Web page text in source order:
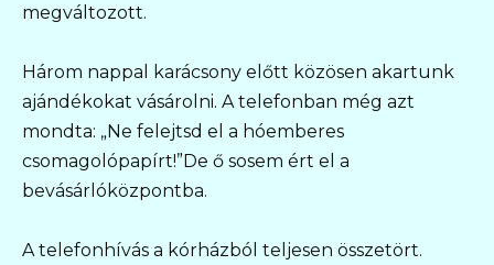
megváltozott.
Három nappal karácsony előtt közösen akartunk
ajándékokat vásárolni. A telefonban még azt
mondta: „Ne felejtsd el a hóemberes
csomagolópapírt!”De ő sosem ért el a
bevásárlóközpontba.
A telefonhívás a kórházból teljesen összetört.